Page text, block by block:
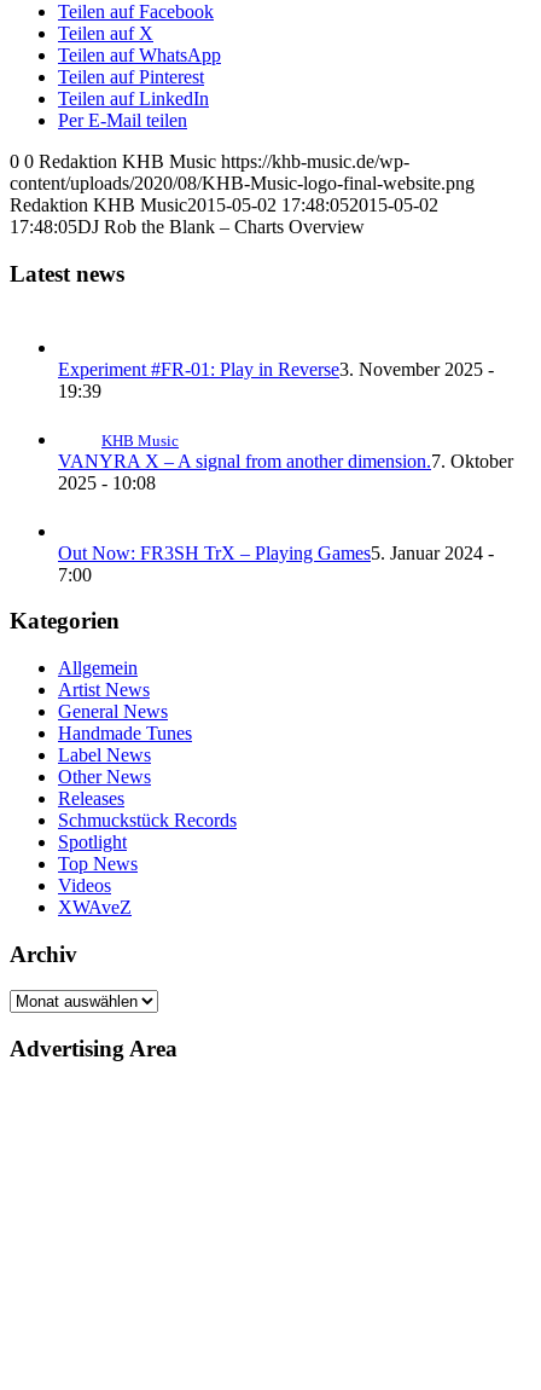
Teilen auf Facebook
Teilen auf X
Teilen auf WhatsApp
Teilen auf Pinterest
Teilen auf LinkedIn
Per E-Mail teilen
0 0 Redaktion KHB Music https://khb-music.de/wp-
content/uploads/2020/08/KHB-Music-logo-final-website.png
Redaktion KHB Music2015-05-02 17:48:052015-05-02
17:48:05DJ Rob the Blank – Charts Overview
Latest news
Experiment #FR-01: Play in Reverse3. November 2025 -
19:39
KHB Music
VANYRA X – A signal from another dimension.7. Oktober
2025 - 10:08
Out Now: FR3SH TrX – Playing Games5. Januar 2024 -
7:00
Kategorien
Allgemein
Artist News
General News
Handmade Tunes
Label News
Other News
Releases
Schmuckstück Records
Spotlight
Top News
Videos
XWAveZ
Archiv
Archiv
Advertising Area